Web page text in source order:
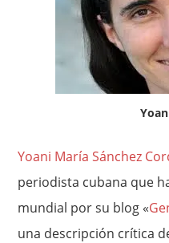
Yoani María Sánchez
periodista cubana que
mundial por su blog «
una descripción crítica